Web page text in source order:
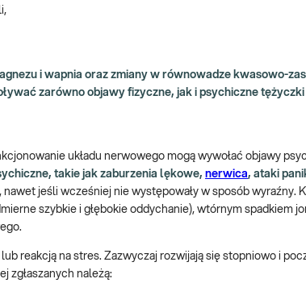
i wapnia oraz zmiany w równowadze kwasowo-
zarówno objawy fizyczne, jak i psychiczne
układu nerwowego mogą wywołać objawy
takie jak zaburzenia lękowe, nerwica, ataki
, nawet jeśli wcześniej nie występowały w sposób wyraźny.
szybkie i głębokie oddychanie), wtórnym spadkiem
reakcją na stres. Zazwyczaj rozwijają się stopniowo i
zgłaszanych należą: